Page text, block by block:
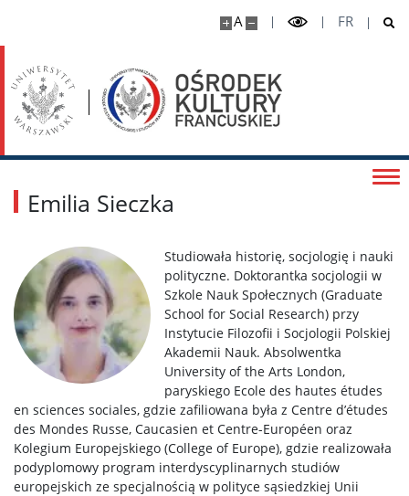
A FR
Wszystkie
Mini-grant 4EU+ Covid
MT180 2026
Francuski Tydzień Nauk Społecznych
Blog Geopolitica
Kontakt
Emilia Sieczka
Studiowała historię, socjologię i nauki
polityczne. Doktorantka socjologii w
Szkole Nauk Społecznych (Graduate
School for Social Research) przy
Instytucie Filozofii i Socjologii Polskiej
Akademii Nauk. Absolwentka
University of the Arts London,
paryskiego Ecole des hautes études
en sciences sociales, gdzie zafiliowana była z Centre d’études
des Mondes Russe, Caucasien et Centre-Européen oraz
Kolegium Europejskiego (College of Europe), gdzie realizowała
podyplomowy program interdyscyplinarnych studiów
europejskich ze specjalnością w polityce sąsiedzkiej Unii